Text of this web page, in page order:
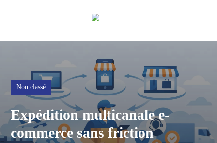
Non classé
Expédition multicanale e-
commerce sans friction